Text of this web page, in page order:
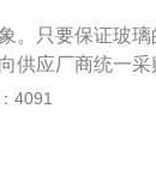
小黑点在数字
粗的小黑点，
黑点是第三周，
。只要保证玻
供应厂商统一
，日期肯定会有
的生产批次随机
4091